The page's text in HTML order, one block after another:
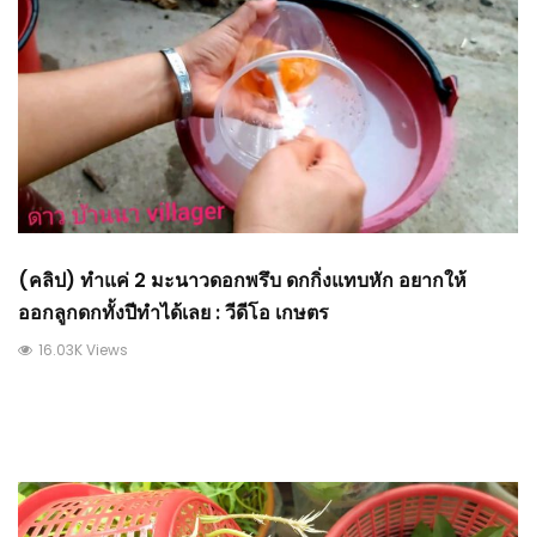
(คลิป) ทำแค่ 2 มะนาวดอกพรึบ ดกกิ่งแทบหัก อยากให้
ออกลูกดกทั้งปีทำได้เลย : วีดีโอ เกษตร
16.03K Views